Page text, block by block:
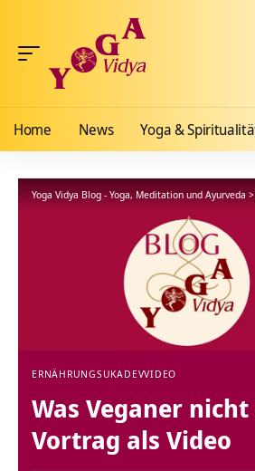
Home News Yoga &
Yoga Vidya Blog - Yoga, Meditation und Ayurveda >
ERNÄHRUNGSUKADEVVIDEO
Was Veganer nicht
Vortrag als Video